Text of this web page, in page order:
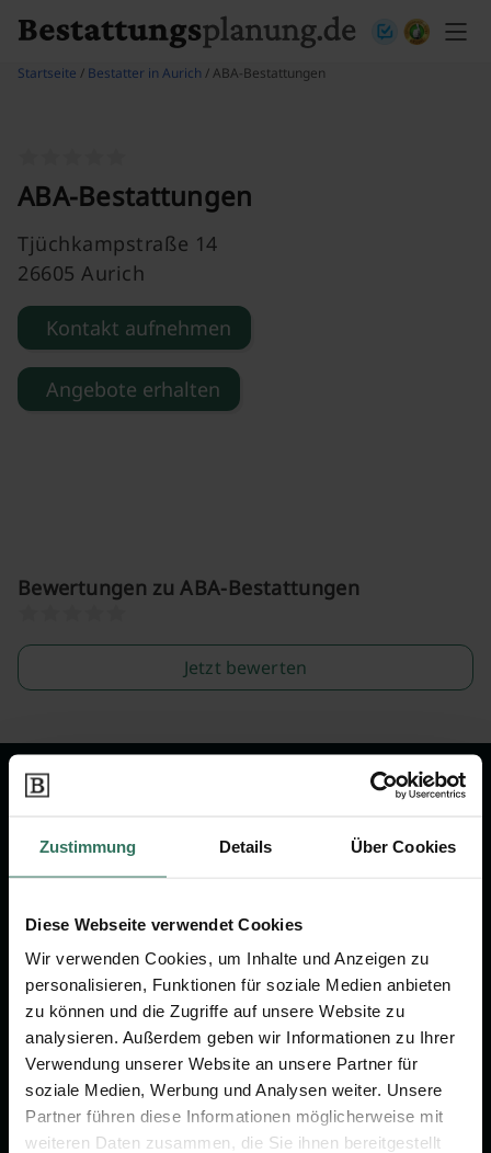
Zustimmung Details Über Cookies
Diese Webseite verwendet Cookies
Wir verwenden Cookies, um Inhalte und Anzeigen zu
personalisieren, Funktionen für soziale Medien anbieten
zu können und die Zugriffe auf unsere Website zu
analysieren. Außerdem geben wir Informationen zu Ihrer
Verwendung unserer Website an unsere Partner für
soziale Medien, Werbung und Analysen weiter. Unsere
Partner führen diese Informationen möglicherweise mit
weiteren Daten zusammen, die Sie ihnen bereitgestellt
Startseite / Bestatter in Aurich / ABA-Bestattungen
ABA-Bestattungen
Tjüchkampstraße 14
26605 Aurich
Kontakt aufnehmen
Angebote erhalten
Bewertungen zu ABA-Bestattungen
Jetzt bewerten
Wir sind Ihr Ansprechpartner rund
um das Thema Bestattung &
Vorsorge.
Jetzt beraten lassen
FÜR SIE
Vergleich
Ratgeber
Verzeichnis
FÜR BESTATTER
Online-Portal
Kostenlos registrieren